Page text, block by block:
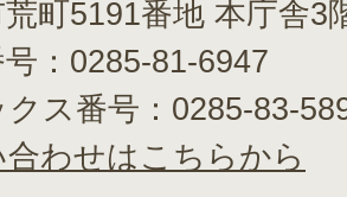
町5191番地 本庁舎3
：0285-81-6947
クス番号：0285-83-
合わせはこちらから